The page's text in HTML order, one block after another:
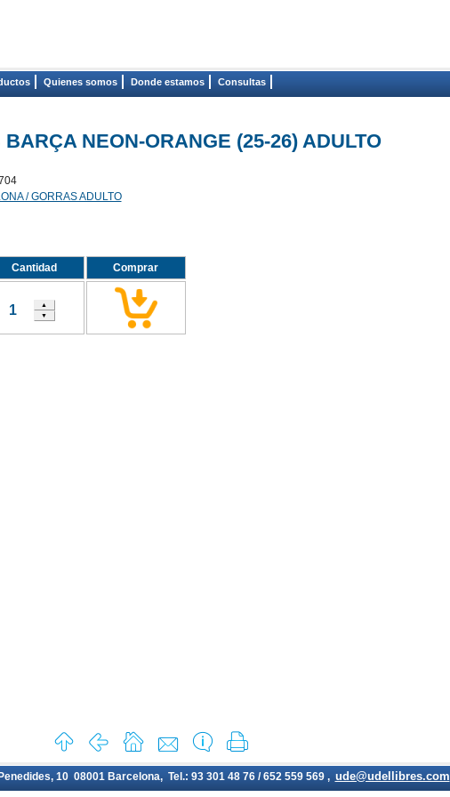
Quienes somos Donde estamos Consultas
NEON-ORANGE (25-26) ADULTO
/ GORRAS ADULTO
Cantidad Comprar
10 08001 Barcelona, Tel.: 93 301 48 76 / 652 559 569 , ude@udellibres.com